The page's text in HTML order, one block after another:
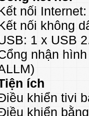
nối
nối không
1 x USB
nhận
ích
khiển tivi
khiển